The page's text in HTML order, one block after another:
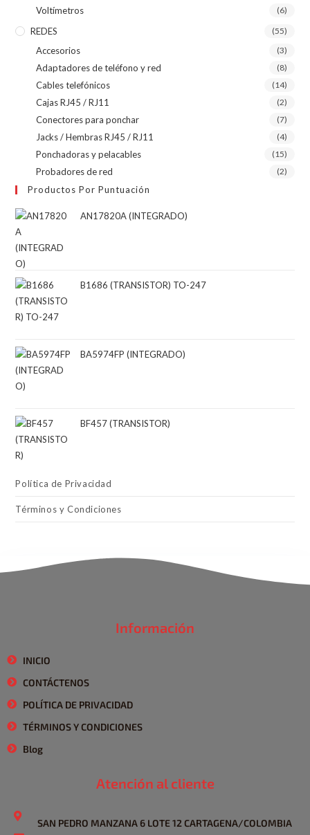
Voltímetros (6)
REDES (55)
Accesorios (3)
Adaptadores de teléfono y red (8)
Cables telefónicos (14)
Cajas RJ45 / RJ11 (2)
Conectores para ponchar (7)
Jacks / Hembras RJ45 / RJ11 (4)
Ponchadoras y pelacables (15)
Probadores de red (2)
Productos Por Puntuación
AN17820A (INTEGRADO)
B1686 (TRANSISTOR) TO-247
BA5974FP (INTEGRADO)
BF457 (TRANSISTOR)
Política de Privacidad
Términos y Condiciones
Información
INICIO
CONTÁCTENOS
POLÍTICA DE PRIVACIDAD
TÉRMINOS Y CONDICIONES
Blog
Atención al cliente
SAN PEDRO MANZANA 6 LOTE 12 CARTAGENA/COLOMBIA